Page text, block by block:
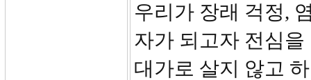
우리가 장래 걱정,
자가 되고자 전심
대가로 살지 않고